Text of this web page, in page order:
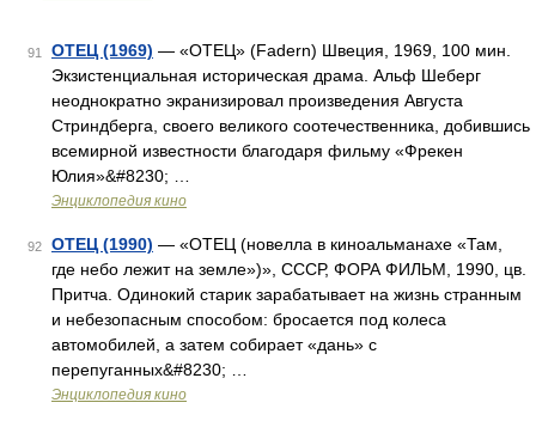
91 ОТЕЦ (1969) — «ОТЕЦ» (Fadern) Швеция, 1969, 100 мин.
Экзистенциальная историческая драма. Альф Шеберг
неоднократно экранизировал произведения Августа
Стриндберга, своего великого соотечественника, добившись
всемирной известности благодаря фильму «Фрекен
Юлия»&#8230; …
Энциклопедия кино
92 ОТЕЦ (1990) — «ОТЕЦ (новелла в киноальманахе «Там,
где небо лежит на земле»)», СССР, ФОРА ФИЛЬМ, 1990, цв.
Притча. Одинокий старик зарабатывает на жизнь странным
и небезопасным способом: бросается под колеса
автомобилей, а затем собирает «дань» с
перепуганных&#8230; …
Энциклопедия кино